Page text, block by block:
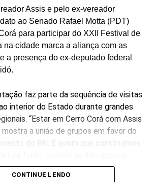
acumulada em dois mandatos à
de Assú em um projeto de
Assis e pelo ex-vereador
ao Senado Rafael Motta (PDT)
para participar do XXII Festival de
na cidade marca a aliança com as
a presença do ex-deputado federal
faz parte da sequência de visitas
interior do Estado durante grandes
“Estar em Cerro Corá com Assis
mostra a união de grupos em favor do
do RN. É assim que construímos
representatividade direta para o
Senado”, declarou Rafael Motta.
CONTINUE LENDO